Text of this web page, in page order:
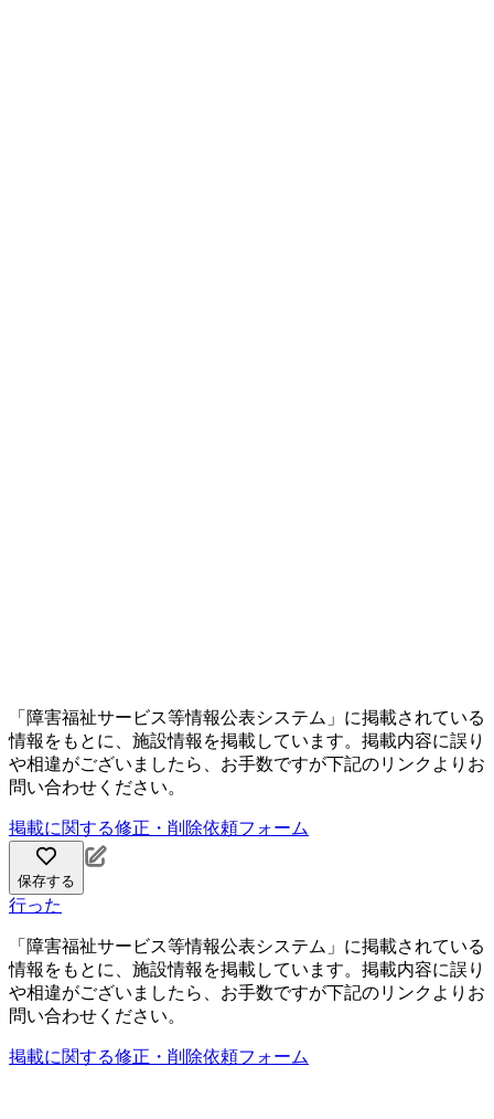
「障害福祉サービス等情報公表システム」に掲載されている
情報をもとに、施設情報を掲載しています。掲載内容に誤り
や相違がございましたら、お手数ですが下記のリンクよりお
問い合わせください。
掲載に関する修正・削除依頼フォーム
保存する
行った
「障害福祉サービス等情報公表システム」に掲載されている
情報をもとに、施設情報を掲載しています。掲載内容に誤り
や相違がございましたら、お手数ですが下記のリンクよりお
問い合わせください。
掲載に関する修正・削除依頼フォーム